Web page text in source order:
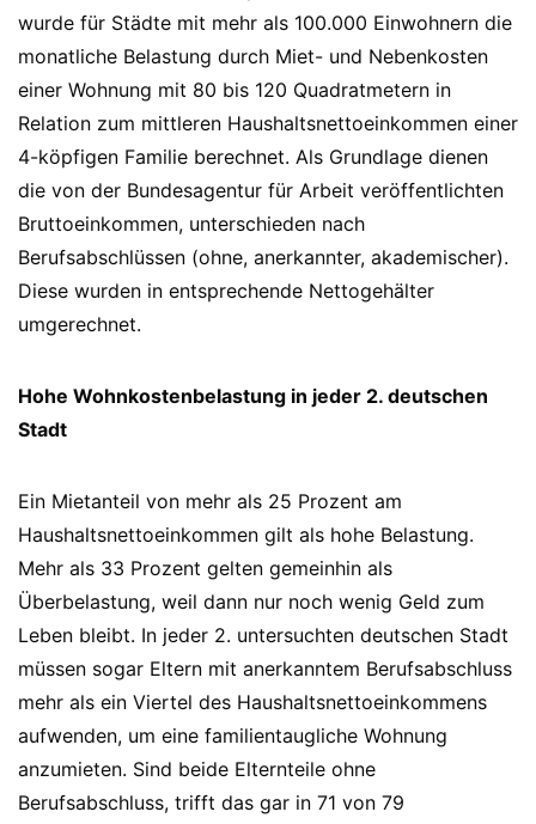
wurde für Städte mit mehr als 100.000 Einwohnern die
monatliche Belastung durch Miet- und Nebenkosten
einer Wohnung mit 80 bis 120 Quadratmetern in
Relation zum mittleren Haushaltsnettoeinkommen einer
4-köpfigen Familie berechnet. Als Grundlage dienen
die von der Bundesagentur für Arbeit veröffentlichten
Bruttoeinkommen, unterschieden nach
Berufsabschlüssen (ohne, anerkannter, akademischer).
Diese wurden in entsprechende Nettogehälter
umgerechnet.
Hohe Wohnkostenbelastung in jeder 2. deutschen
Stadt
Ein Mietanteil von mehr als 25 Prozent am
Haushaltsnettoeinkommen gilt als hohe Belastung.
Mehr als 33 Prozent gelten gemeinhin als
Überbelastung, weil dann nur noch wenig Geld zum
Leben bleibt. In jeder 2. untersuchten deutschen Stadt
müssen sogar Eltern mit anerkanntem Berufsabschluss
mehr als ein Viertel des Haushaltsnettoeinkommens
aufwenden, um eine familientaugliche Wohnung
anzumieten. Sind beide Elternteile ohne
Berufsabschluss, trifft das gar in 71 von 79